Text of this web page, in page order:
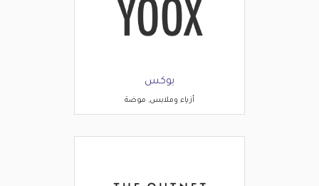
يوكس
أزياء وملابس, موضة